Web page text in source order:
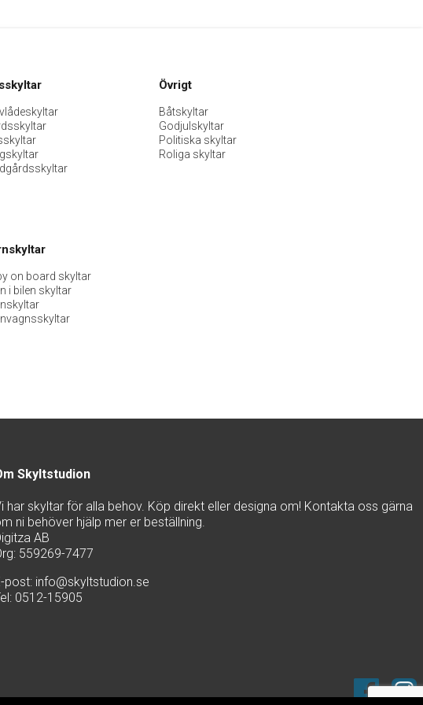
Övrigt
Båtskyltar
Godjulskyltar
Politiska skyltar
Roliga skyltar
on board skyltar
i bilen skyltar
Skyltstudion
har skyltar för alla behov. Köp direkt eller designa om! Kontakta oss gärna
ni behöver hjälp mer er beställning.
AB
559269-7477
post: info@skyltstudion.se
0512-15905